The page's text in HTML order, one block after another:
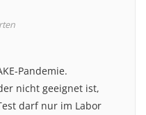
Pandemie.
nicht geeignet ist,
darf nur im Labor